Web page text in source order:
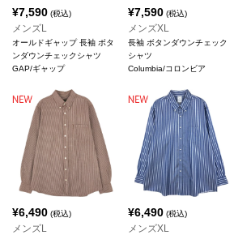
¥7,590 (税込)
メンズL
オールドギャップ 長袖 ボタ
ンダウンチェックシャツ
GAP/ギャップ
¥7,590(税込)
メンズXL
長袖 ボタンダウンチェック
シャツ
Columbia/コロンビア
¥6,490 (税込)
メンズL
¥6,490(税込)
メンズXL